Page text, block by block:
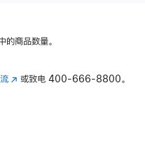
的商品数量。
(在 或致电400-666-8800。